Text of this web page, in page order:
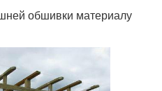
обшивки материалу